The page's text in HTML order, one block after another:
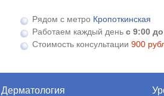
Рядом с метро Кропоткинская
Работаем каждый деньс 9:00
Стоимость консультации900
Дерматология